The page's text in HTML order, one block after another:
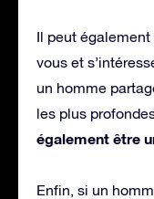
Il peut
vous et
un homme
les plus
également être
Enfin, si un